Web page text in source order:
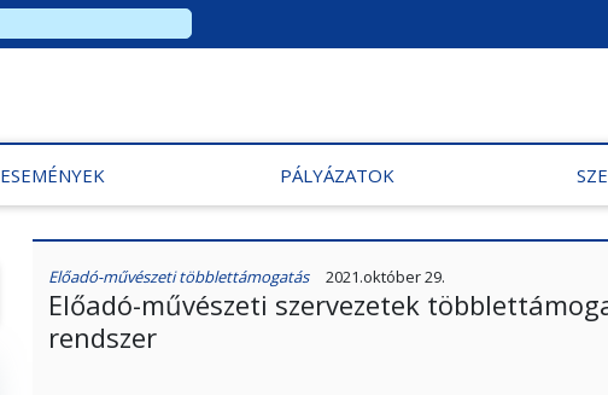
ESEMÉNYEK PÁLYÁZATOK
Előadó-művészeti többlettámogatás 2021.október 29.
Előadó-művészeti szervezetek
rendszer